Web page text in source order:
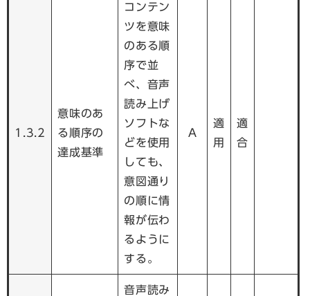
1.3.2
意味のあ
る順序の
達成基準
コンテン
ツを意味
のある順
序で並
べ、音声
読み上げ
ソフトな
どを使用
しても、
意図通り
の順に情
報が伝わ
るように
する。
A
適
用
適
合
音声読み